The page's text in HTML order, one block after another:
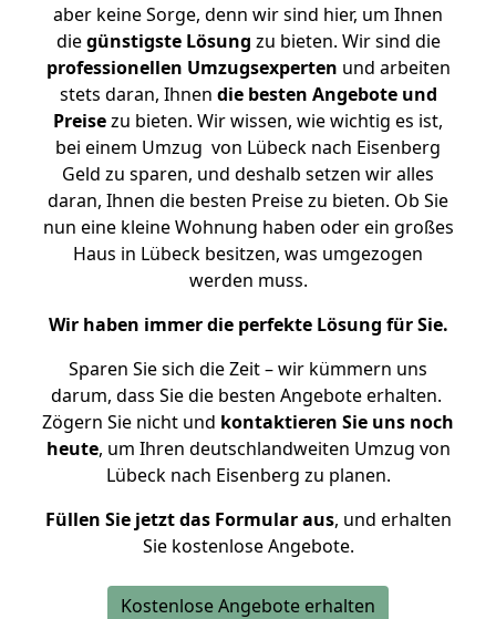
aber keine Sorge, denn wir sind hier, um Ihnen
diegünstigste Lösung zu bieten. Wir sind die
professionellen Umzugsexperten und arbeiten
stets daran, Ihnen die besten Angebote und
Preisezu bieten. Wir wissen, wie wichtig es ist,
bei einem Umzug von Lübeck nach Eisenberg
Geld zu sparen, und deshalb setzen wir alles
daran, Ihnen die besten Preise zu bieten. Ob Sie
nun eine kleine Wohnung haben oder ein großes
Haus in Lübeck besitzen, was umgezogen
werden muss.
Wir haben immer die perfekte Lösung für Sie.
Sparen Sie sich die Zeit – wir kümmern uns
darum, dass Sie die besten Angebote erhalten.
Zögern Sie nicht und kontaktieren Sie uns noch
heute, um Ihren deutschlandweiten Umzug von
Lübeck nach Eisenberg zu planen.
Füllen Sie jetzt das Formular aus, und erhalten
Sie kostenlose Angebote.
Kostenlose Angebote erhalten